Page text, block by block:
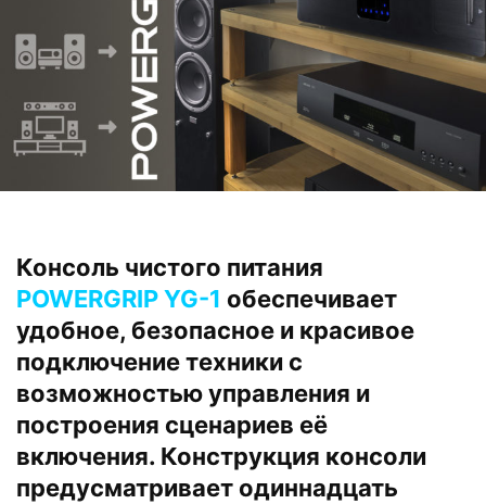
Консоль чистого питания
POWERGRIP YG-1 обеспечивает
удобное, безопасное и красивое
подключение техники с
возможностью управления и
построения сценариев её
включения. Конструкция консоли
предусматривает одиннадцать